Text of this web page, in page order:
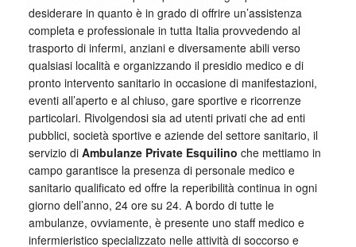
desiderare in quanto è in grado di offrire un’assistenza
completa e professionale in tutta Italia provvedendo al
trasporto di infermi, anziani e diversamente abili verso
qualsiasi località e organizzando il presidio medico e di
pronto intervento sanitario in occasione di manifestazioni,
eventi all’aperto e al chiuso, gare sportive e ricorrenze
particolari. Rivolgendosi sia ad utenti privati che ad enti
pubblici, società sportive e aziende del settore sanitario, il
servizio di Ambulanze Private Esquilino che mettiamo in
campo garantisce la presenza di personale medico e
sanitario qualificato ed offre la reperibilità continua in ogni
giorno dell’anno, 24 ore su 24. A bordo di tutte le
ambulanze, ovviamente, è presente uno staff medico e
infermieristico specializzato nelle attività di soccorso e